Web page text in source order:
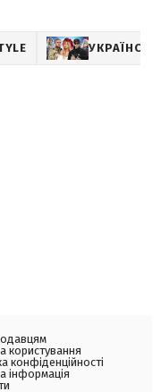
користування
конфіденційності
інформація